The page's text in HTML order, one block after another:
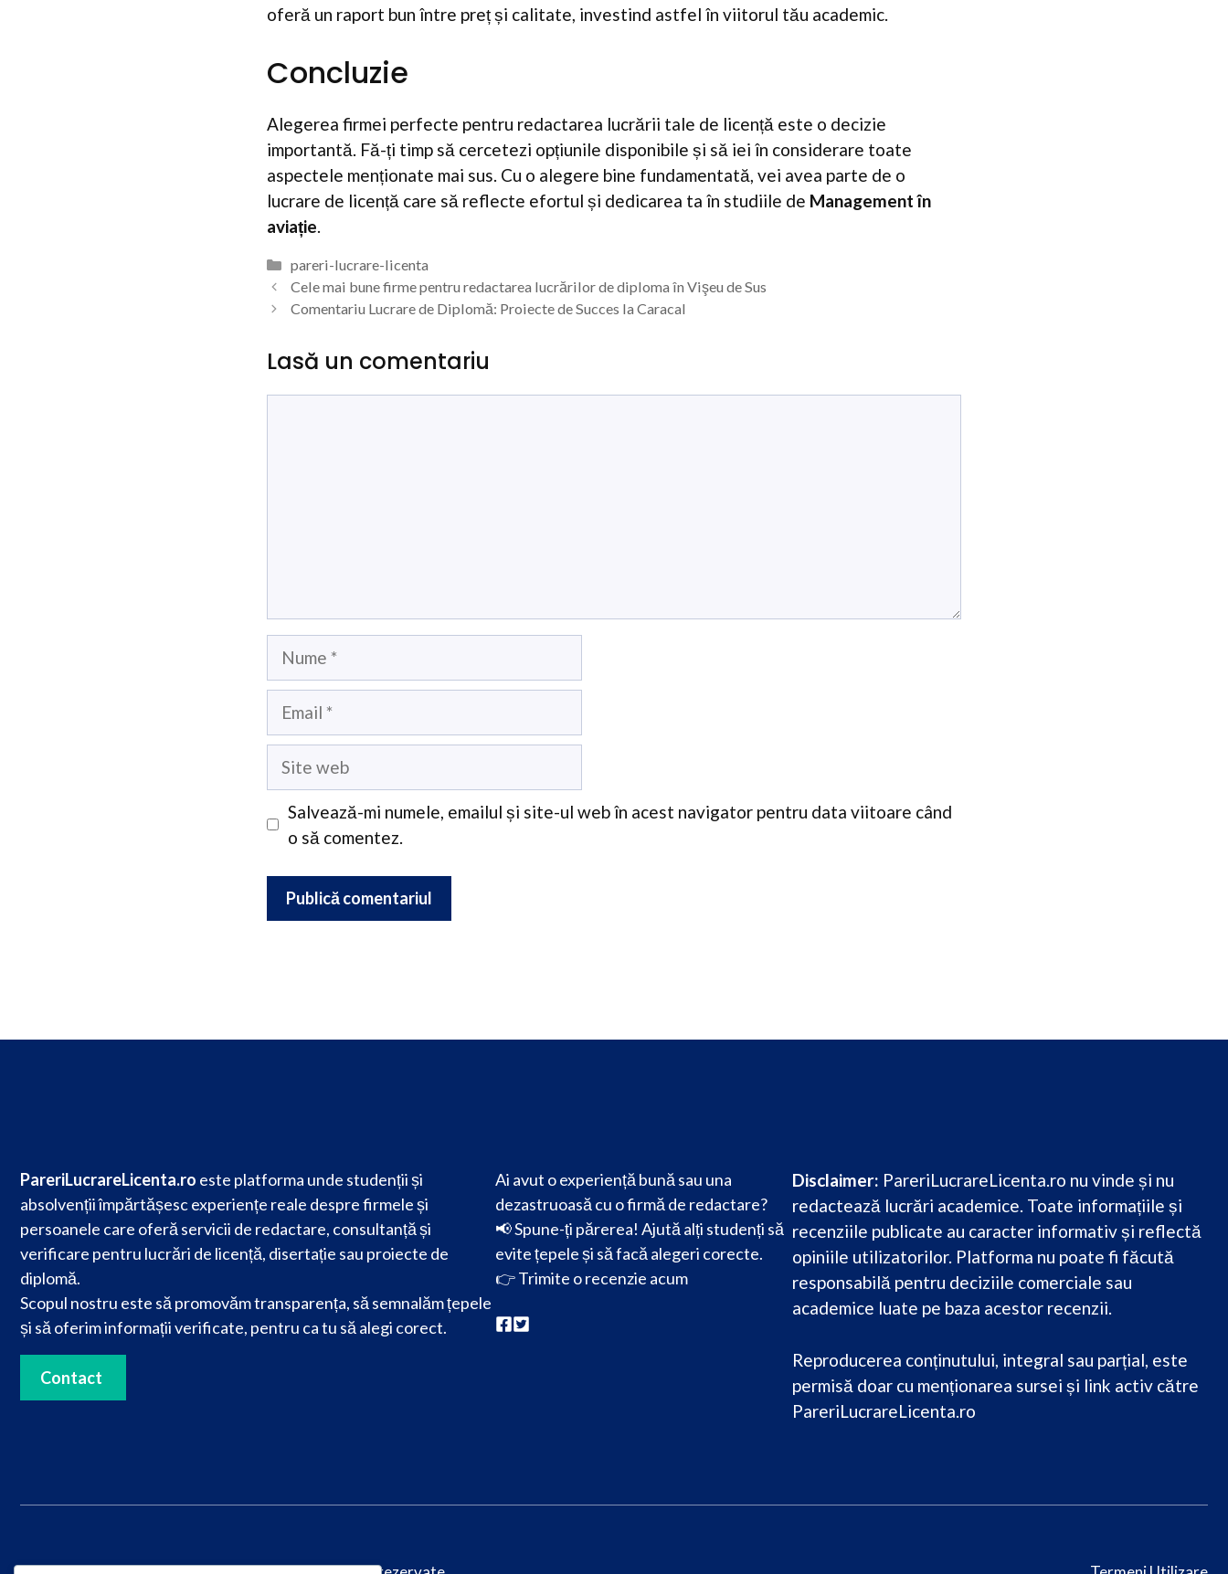
oferă un raport bun între preț și calitate, investind astfel în viitorul tău academic.
Concluzie
Alegerea firmei perfecte pentru redactarea lucrării tale de licență este o decizie
importantă. Fă-ți timp să cercetezi opțiunile disponibile și să iei în considerare toate
aspectele menționate mai sus. Cu o alegere bine fundamentată, vei avea parte de o
lucrare de licență care să reflecte efortul și dedicarea ta în studiile de Management în
aviație.
Categorii
pareri-lucrare-licenta
Cele mai bune firme pentru redactarea lucrărilor de diploma în Vişeu de Sus
Comentariu Lucrare de Diplomă: Proiecte de Succes la Caracal
Lasă un comentariu
Nume
Email
Site
Salvează-mi numele, emailul și site-ul web în acest navigator pentru data viitoare când
o să comentez.
PareriLucrareLicenta.ro este platforma unde studenții și
absolvenții împărtășesc experiențe reale despre firmele și
persoanele care oferă servicii de redactare, consultanță și
verificare pentru lucrări de licență, disertație sau proiecte de
diplomă.
Scopul nostru este să promovăm transparența, să semnalăm țepele
și să oferim informații verificate, pentru ca tu să alegi corect.
Contact
Ai avut o experiență bună sau una
dezastruoasă cu o firmă de redactare?
📢 Spune-ți părerea! Ajută alți studenți să
evite țepele și să facă alegeri corecte.
👉Trimite o recenzie acum
Disclaimer: PareriLucrareLicenta.ro nu vinde și nu
redactează lucrări academice. Toate informațiile și
recenziile publicate au caracter informativ și reflectă
opiniile utilizatorilor. Platforma nu poate fi făcută
responsabilă pentru deciziile comerciale sau
academice luate pe baza acestor recenzii.
Reproducerea conținutului, integral sau parțial, este
permisă doar cu menționarea sursei și link activ către
PareriLucrareLicenta.ro